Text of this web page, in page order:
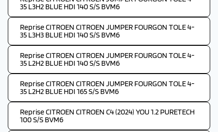
35 L3H2 BLUE HDI 140 S/S BVM6
Reprise CITROEN CITROEN JUMPER FOURGON TOLE 4-
35 L3H3 BLUE HDI 140 S/S BVM6
Reprise CITROEN CITROEN JUMPER FOURGON TOLE 4-
35 L2H2 BLUE HDI 140 S/S BVM6
Reprise CITROEN CITROEN JUMPER FOURGON TOLE 4-
35 L2H2 BLUE HDI 165 S/S BVM6
Reprise CITROEN CITROEN C4 (2024) YOU 1.2 PURETECH
100 S/S BVM6